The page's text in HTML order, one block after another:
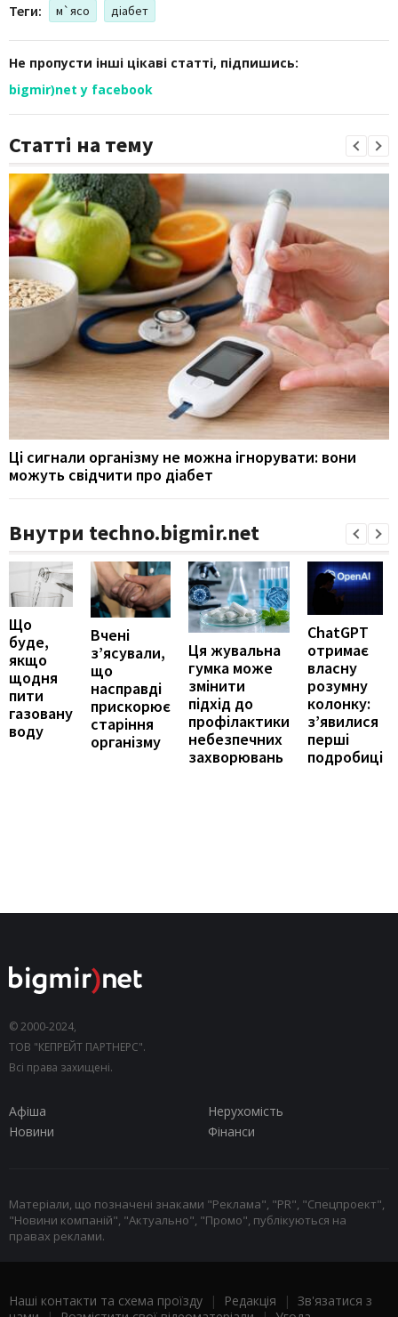
Теги: м`ясо діабет
Не пропусти інші цікаві статті, підпишись:
bigmir)net у facebook
Статті на тему
Ці сигнали організму не можна ігнорувати: вони
можуть свідчити про діабет
Внутри techno.bigmir.net
Що
буде,
якщо
щодня
пити
газовану
воду
Вчені
з’ясували,
що
насправді
прискорює
старіння
організму
Ця жувальна
гумка може
змінити
підхід до
профілактики
небезпечних
захворювань
ChatGPT
отримає
власну
розумну
колонку:
з’явилися
перші
подробиці
© 2000-2024,
ТОВ "КЕПРЕЙТ ПАРТНЕРС".
Всі права захищені.
Афіша
Нерухомість
Новини
Фінанси
Матеріали, що позначені знаками "Реклама", "PR", "Спецпроект",
"Новини компаній", "Актуально", "Промо", публікуються на
правах реклами.
Наші контакти та схема проїзду | Редакція | Зв'язатися з